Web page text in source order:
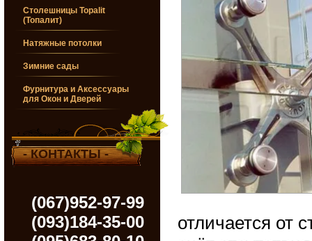
Столешницы Topalit
(Топалит)
Натяжные потолки
Зимние сады
Фурнитура и Аксессуары
для Окон и Дверей
- КОНТАКТЫ -
(067)952-97-99
(093)184-35-00
отличается от